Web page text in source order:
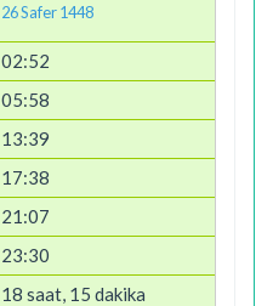
26 Safer 1448
02:52
05:58
13:39
17:38
21:07
23:30
18 saat, 15 dakika